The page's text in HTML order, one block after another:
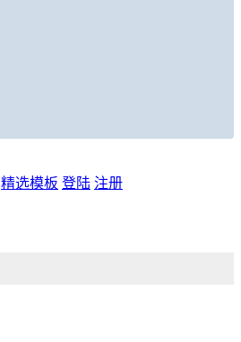
精选模板 登陆 注册